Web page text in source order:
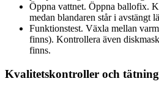
Öppna vattnet. Öppna ballofix.
medan blandaren står i avstängt
Funktionstest. Växla mellan
finns). Kontrollera även
finns.
Kvalitetskontroller och